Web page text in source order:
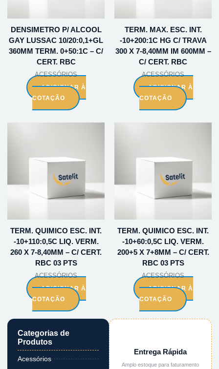
Categorias de
Produtos
Acessórios
Entrega Rápida
Amplo estoque para faturamento
DENSIMETRO P/ ALCOOL
GAY LUSSAC 10/20:0,1+GL
360MM TERM. 0+50:1C – C/
CERT. RBC
ACESSÓRIOS
ADICIONAR À
COTAÇÃO
TERM. MAX. ESC. INT.
-10+200:1C HG C/ TRAVA
300 X 7-8,40MM IM 600MM –
C/ CERT. RBC
ACESSÓRIOS
ADICIONAR À
COTAÇÃO
TERM. QUIMICO ESC. INT.
-10+110:0,5C LIQ. VERM.
260 X 7-8,40MM – C/ CERT.
RBC 03 PTS
ACESSÓRIOS
ADICIONAR À
COTAÇÃO
TERM. QUIMICO ESC. INT.
-10+60:0,5C LIQ. VERM.
200+5 X 7+8MM – C/ CERT.
RBC 03 PTS
ACESSÓRIOS
ADICIONAR À
COTAÇÃO